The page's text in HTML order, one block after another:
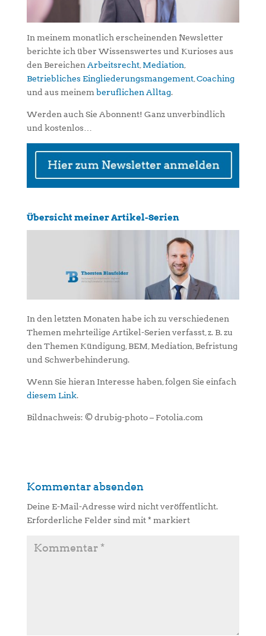
In meinem monatlich erscheinenden Newsletter
berichte ich über Wissenswertes und Kurioses aus
den Bereichen Arbeitsrecht, Mediation
Betriebliches Eingliederungsmangement, Coaching
und aus meinem beruflichen Alltag.
Werden auch Sie Abonnent! Ganz unverbindlich
und kostenlos…
Übersicht meiner Artikel-Serien
In den letzten Monaten habe ich zu verschiedenen
Themen mehrteilige Artikel-Serien verfasst, z. B. zu
den Themen Kündigung, BEM, Mediation, Befristung
und Schwerbehinderung.
Wenn Sie hieran Interesse haben, folgen Sie einfach
diesem Link.
Bildnachweis: © drubig-photo – Fotolia.com
Kommentar absenden
Deine E-Mail-Adresse wird nicht veröffentlicht.
Erforderliche Felder sind mit* markiert